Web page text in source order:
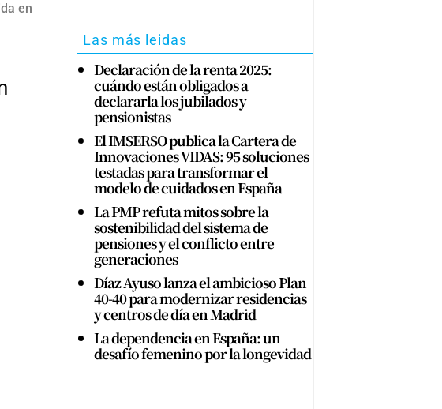
en
Las más leidas
Declaración de la renta 2025:
cuándo están obligados a
declararla los jubilados y
pensionistas
El IMSERSO publica la Cartera de
Innovaciones VIDAS: 95 soluciones
testadas para transformar el
modelo de cuidados en España
La PMP refuta mitos sobre la
sostenibilidad del sistema de
pensiones y el conflicto entre
generaciones
Díaz Ayuso lanza el ambicioso Plan
40-40 para modernizar residencias
y centros de día en Madrid
La dependencia en España: un
desafío femenino por la longevidad